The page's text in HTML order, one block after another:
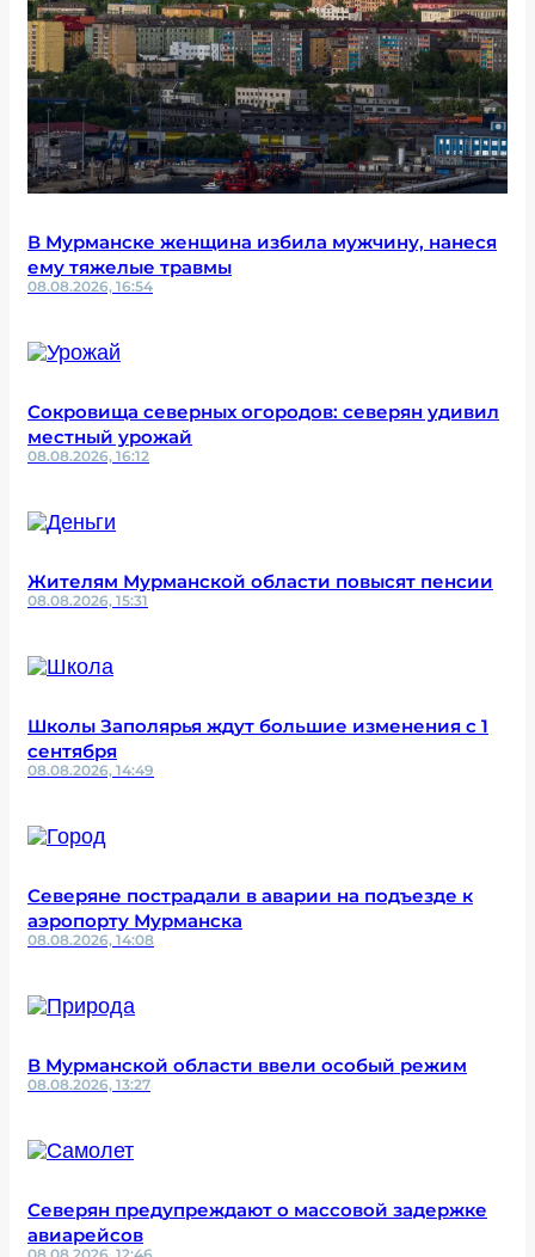
В Мурманске женщина избила мужчину, нанеся
ему тяжелые травмы
08.08.2026, 16:54
Сокровища северных огородов: северян удивил
местный урожай
08.08.2026, 16:12
Жителям Мурманской области повысят пенсии
08.08.2026, 15:31
Школы Заполярья ждут большие изменения с 1
сентября
08.08.2026, 14:49
Северяне пострадали в аварии на подъезде к
аэропорту Мурманска
08.08.2026, 14:08
В Мурманской области ввели особый режим
08.08.2026, 13:27
Северян предупреждают о массовой задержке
авиарейсов